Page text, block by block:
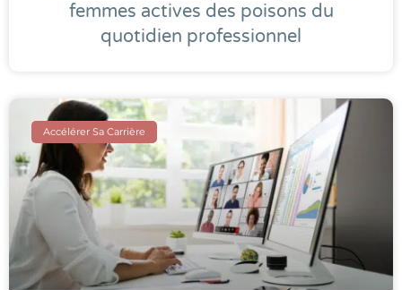
femmes actives des poisons du
quotidien professionnel
Accélérer Sa Carrière